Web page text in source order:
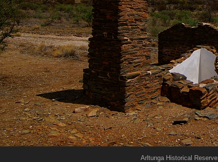
Arltunga Historical Reserve